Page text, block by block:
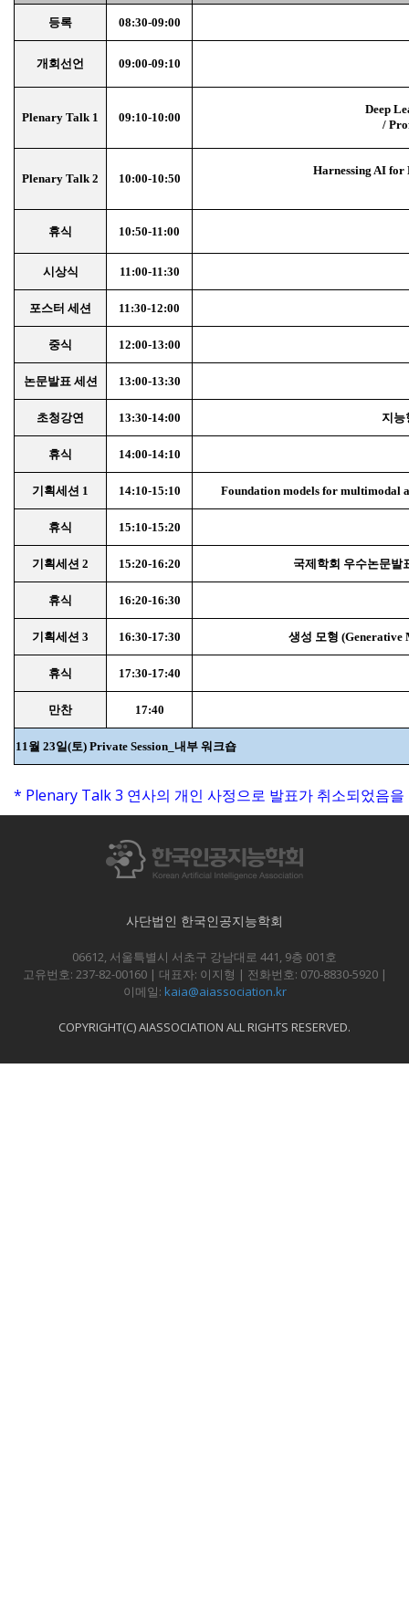
등록 08:30-09:00
개회선언 09:00-09:10
Plenary Talk 1 09:10-10:00
Deep
/
Plenary Talk 2 10:00-10:50
Harnessing AI for
휴식 10:50-11:00
시상식 11:00-11:30
포스터 세션 11:30-12:00
중식 12:00-13:00
논문발표 세션 13:00-13:30
초청강연 13:30-14:00 지능
휴식 14:00-14:10
기획세션 1 14:10-15:10 Foundation models for multimodal
휴식 15:10-15:20
기획세션 2 15:20-16:20 국제학회 우수논문발
휴식 16:20-16:30
기획세션 3 16:30-17:30 생성 모형 (Generative
휴식 17:30-17:40
만찬 17:40
11월 23일(토) Private Session_내부 워크숍
* Plenary Talk 3 연사의 개인 사정으로 발표가 취소되었음
사단법인 한국인공지능학회
06612, 서울특별시 서초구 강남대로 441, 9층 001호
고유번호: 237-82-00160 | 대표자: 이지형 | 전화번호: 070-8830-5920 |
이메일: kaia@aiassociation.kr
COPYRIGHT(C) AIASSOCIATION ALL RIGHTS RESERVED.